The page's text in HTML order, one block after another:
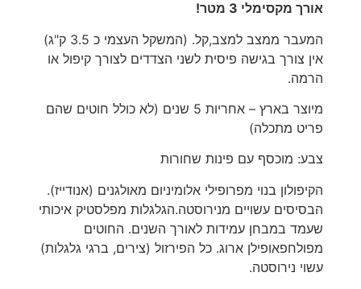
אורך מקסימלי 3 מטר!
המעבר ממצב למצב,קל. (המשקל העצמי כ 3.5 ק"ג)
אין צורך בגישה פיסית לשני הצדדים לצורך קיפול או
הרמה.
מיוצר בארץ – אחריות 5 שנים (לא כולל חוטים שהם
פריט מתכלה)
צבע: מוכסף עם פינות שחורות
הקיפולון בנוי מפרופילי אלומיניום מאולגנים (אנודייז).
הבסיסים עשויים מנירוסטה.הגלגלות מפלסטיק איכותי
שעמד במבחן עמידות לאורך השנים. החוטים
מפולחפאופילן ארוג. כל הפירזול (צירים, ברגי גלגלות)
עשוי נירוסטה.